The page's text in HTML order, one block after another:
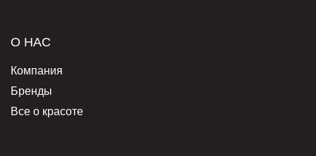
О НАС
Компания
Бренды
Все о красоте